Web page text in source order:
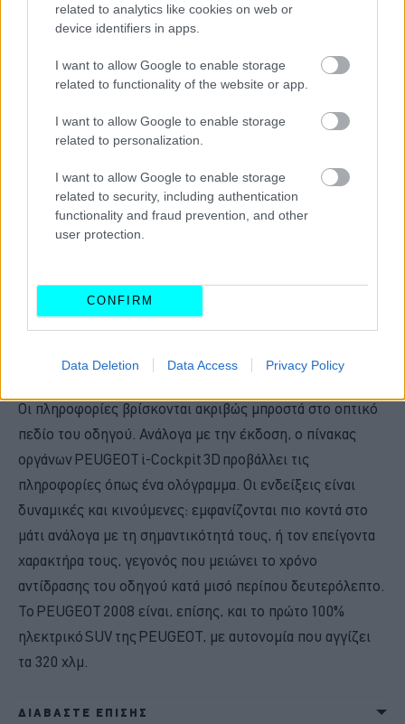
related to analytics like cookies on web or
device identifiers in apps.
I want to allow Google to enable storage
related to functionality of the website or app.
I want to allow Google to enable storage
related to personalization.
I want to allow Google to enable storage
related to security, including authentication
functionality and fraud prevention, and other
user protection.
CONFIRM
Data Deletion Data Access Privacy Policy
Η εμπειρία στο εσωτερικό του είναι περισσότερο
προσανατολισμένη στην τεχνολογία. Το PEUGEOT i-
Cockpit βασίζεται και πάλι στις ίδιες αρχές
απροβλημάτιστη εργονομία:
•Τιμόνι μικρών διαστάσεων για καλύτερο χειρισμό και
•Μεγάλη HD οθόνη αφής, εύκολη στην πρόσβαση και με
άριστη ορατότητα
•Και τώρα πλέον, με την πρωτοποριακή 3D οθόνη HUD
(Head Up Display)
Οι πληροφορίες βρίσκονται ακριβώς μπροστά στο οπτικό
πεδίο του οδηγού. Ανάλογα με την έκδοση, ο πίνακας
οργάνων PEUGEOT i-Cockpit 3D προβάλλει τις
πληροφορίες όπως ένα ολόγραμμα. Οι ενδείξεις είναι
δυναμικές και κινούμενες: εμφανίζονται πιο κοντά στο
μάτι ανάλογα με τη σημαντικότητά τους, ή τον επείγοντα
χαρακτήρα τους, γεγονός που μειώνει το χρόνο
αντίδρασης του οδηγού κατά μισό περίπου δευτερόλεπτο.
Το PEUGEOT 2008 είναι, επίσης, και το πρώτο 100%
ηλεκτρικό SUV της PEUGEOT, με αυτονομία που αγγίζει
τα 320 χλμ.
ΔΙΑΒΑΣΤΕ ΕΠΙΣΗΣ